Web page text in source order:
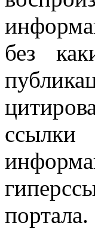
без
ссылки
портала.